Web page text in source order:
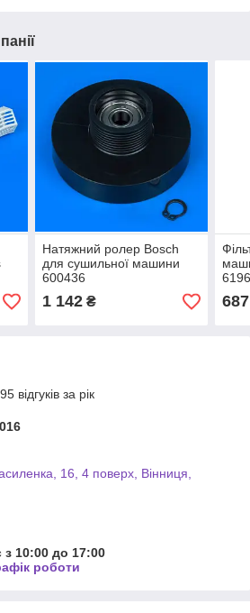
Натяжний ролер Bosch
для сушильної машини
600436
1 142₴ 687
відгуків за рік
16, 4 поверх, Вінниця,
10:00 до 17:00
роботи